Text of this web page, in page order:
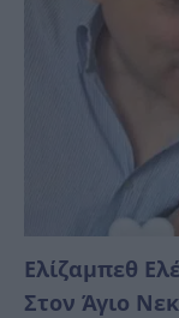
Ελίζαμπεθ
Στον Άγιο